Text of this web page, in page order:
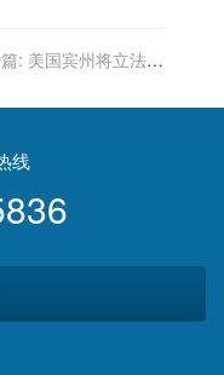
: 美国宾州将立法禁
器滥用
线